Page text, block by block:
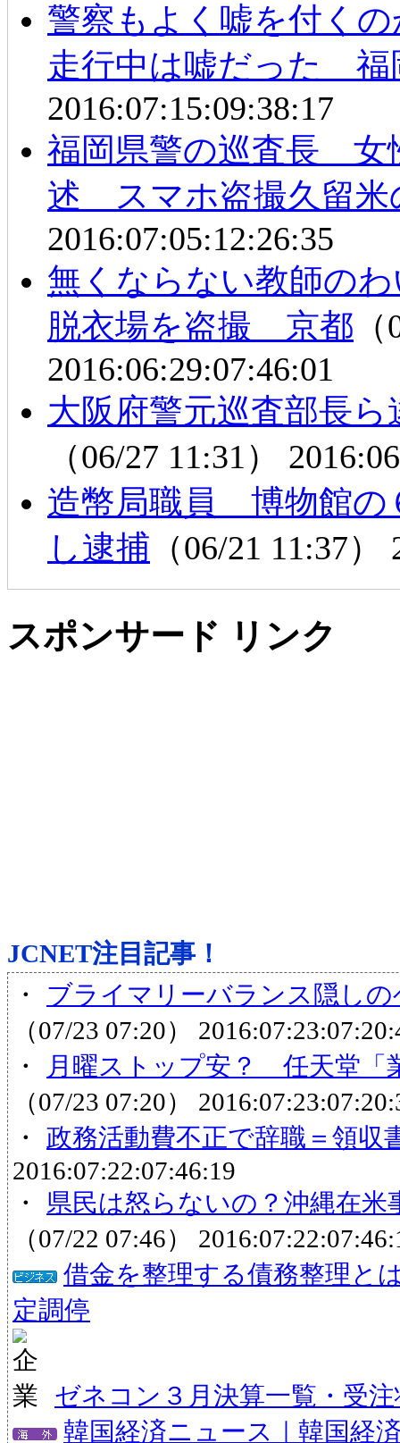
警察もよく嘘を付く
走行中は嘘だった 福
2016:07:15:09:38:17
福岡県警の巡査長 女
述 スマホ盗撮久留米
2016:07:05:12:26:35
無くならない教師の
脱衣場を盗撮 京都
2016:06:29:07:46:01
大阪府警元巡査部長
（06/27 11:31）
造幣局職員 博物館の
し逮捕 （06/21 11:37）
スポンサード リンク
JCNET注目記事！
・
ブライマリーバランス隠し
（07/23 07:20）
・
月曜ストップ安？ 任天堂「
（07/23 07:20）
・ 政務活動費不正で辞職＝領収
2016:07:22:07:46:19
・
県民は怒らないの？沖縄在米
（07/22 07:46）
借金を整理する債務整理と
定調停
ゼネコン３月決算一覧・受
韓国経済ニュース｜韓国経